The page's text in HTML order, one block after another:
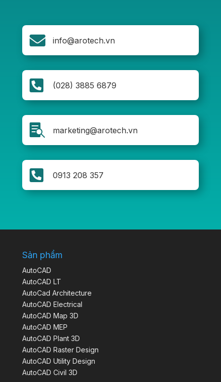
 info@arotech.vn
 (028) 3885 6879
 marketing@arotech.vn
 0913 208 357
Sản phẩm
AutoCAD
AutoCAD LT
AutoCad Architecture
AutoCAD Electrical
AutoCAD Map 3D
AutoCAD MEP
AutoCAD Plant 3D
AutoCAD Raster Design
AutoCAD Utility Design
AutoCAD Civil 3D